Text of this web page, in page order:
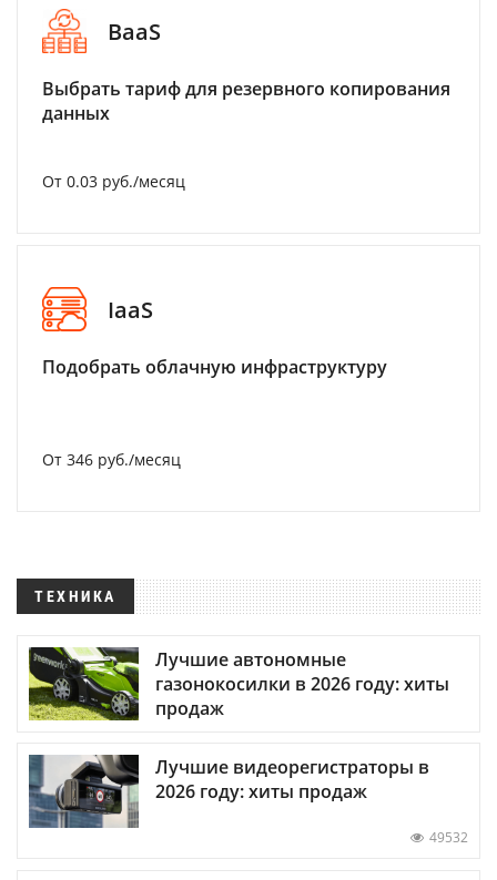
BaaS
Выбрать тариф для резервного копирования
данных
От 0.03 руб./месяц
IaaS
Подобрать облачную инфраструктуру
От 346 руб./месяц
ТЕХНИКА
Лучшие автономные
газонокосилки в 2026 году: хиты
продаж
Лучшие видеорегистраторы в
2026 году: хиты продаж
49532